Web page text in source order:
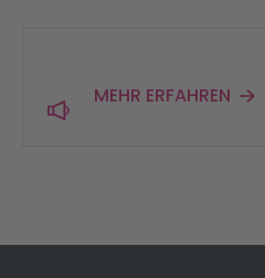
MEHR ERFAHREN